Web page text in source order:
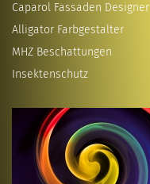
Caparol Fassaden Designer
Alligator Farbgestalter
MHZ Beschattungen
Insektenschutz